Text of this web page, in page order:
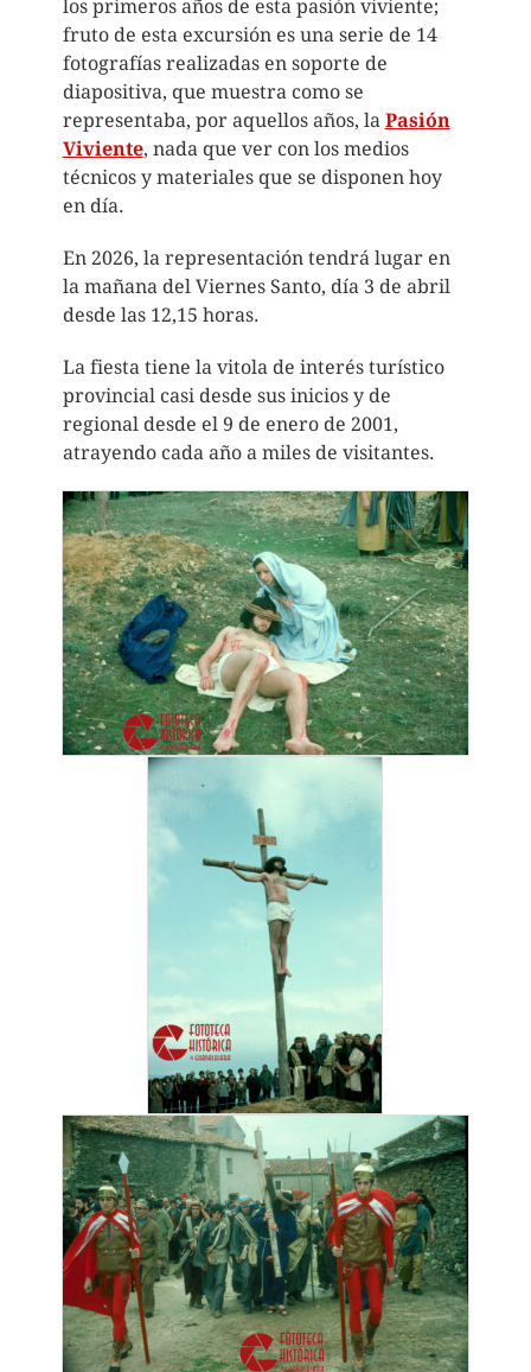
los primeros años de esta pasión viviente;
fruto de esta excursión es una serie de 14
fotografías realizadas en soporte de
diapositiva, que muestra como se
representaba, por aquellos años, la Pasión
Viviente, nada que ver con los medios
técnicos y materiales que se disponen hoy
en día.
En 2026, la representación tendrá lugar en
la mañana del Viernes Santo, día 3 de abril
desde las 12,15 horas.
La fiesta tiene la vitola de interés turístico
provincial casi desde sus inicios y de
regional desde el 9 de enero de 2001,
atrayendo cada año a miles de visitantes.